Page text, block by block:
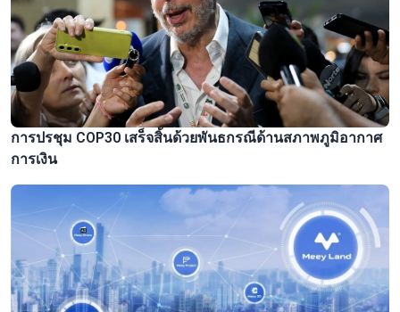
การปรชุม COP30 เสร็จสิ้นด้วยพันธกรณีด้านสภาพภูมิอากาศ
การเงิน